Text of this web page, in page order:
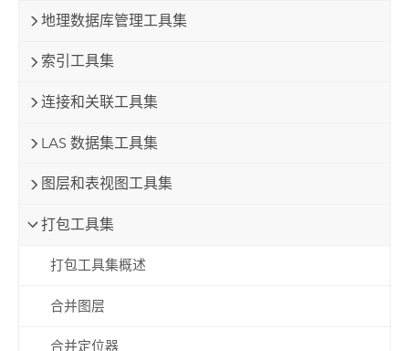
地理数据库管理工具集
索引工具集
连接和关联工具集
LAS 数据集工具集
图层和表视图工具集
打包工具集
打包工具集概述
合并图层
合并定位器